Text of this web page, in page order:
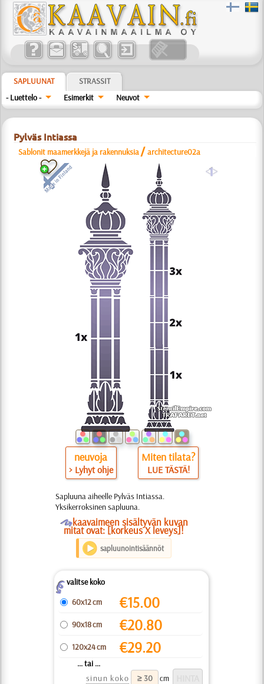
SAPLUUNAT
STRASSIT
- Luettelo -
Esimerkit Neuvot
Pylväs Intiassa
Sablonit maamerkkejä ja rakennuksia /architecture02a
a
neuvoja
> Lyhyt ohje
Miten tilata?
LUE TÄSTÄ!
Sapluuna aiheelle Pylväs Intiassa.
Yksikerroksinen sapluuna.
Okaavaimeen sisältyvän kuvan
mitat ovat: [korkeus X leveys]!
sapluunointisäännöt
Zvalitse koko
60x12 cm
€15.00
90x18 cm €20.80
120x24 cm €29.20
... tai ...
sinun koko
cm